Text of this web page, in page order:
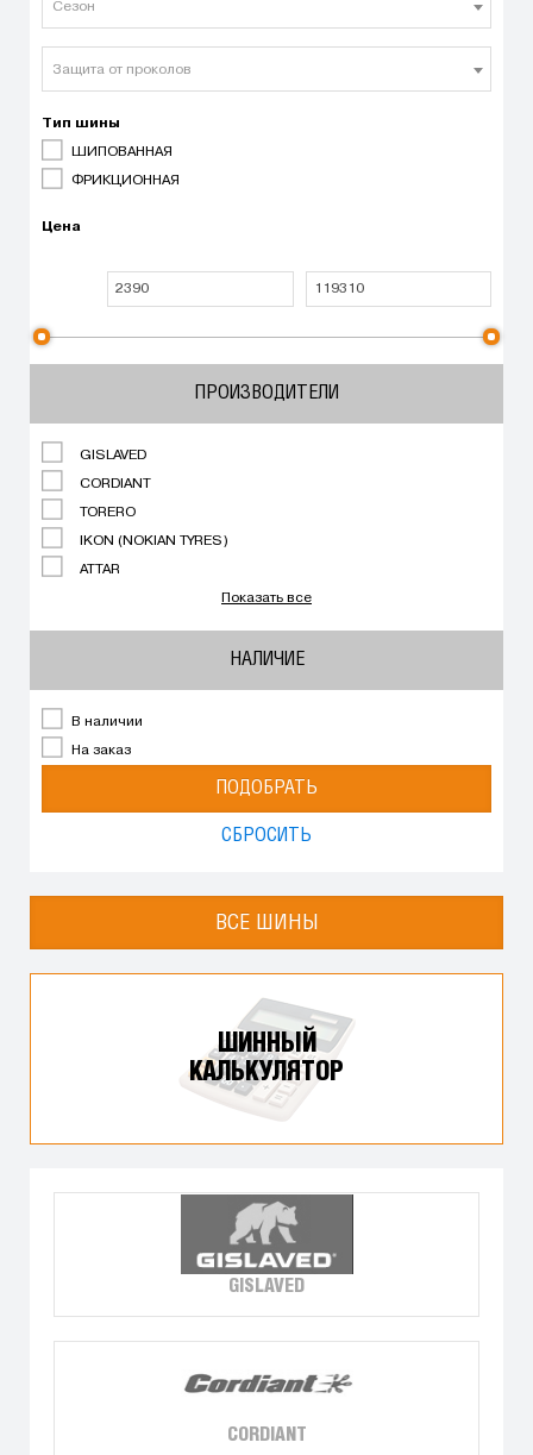
Сезон
Защита от проколов
Тип шины
ШИПОВАННАЯ
ФРИКЦИОННАЯ
Цена
ПРОИЗВОДИТЕЛИ
GISLAVED
CORDIANT
TORERO
IKON (NOKIAN TYRES)
ATTAR
Показать все
НАЛИЧИЕ
В наличии
На заказ
ПОДОБРАТЬ
СБРОСИТЬ
ВСЕ ШИНЫ
ШИННЫЙ
КАЛЬКУЛЯТОР
GISLAVED
CORDIANT